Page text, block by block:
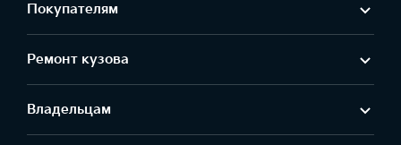
Покупателям
Ремонт кузова
Владельцам